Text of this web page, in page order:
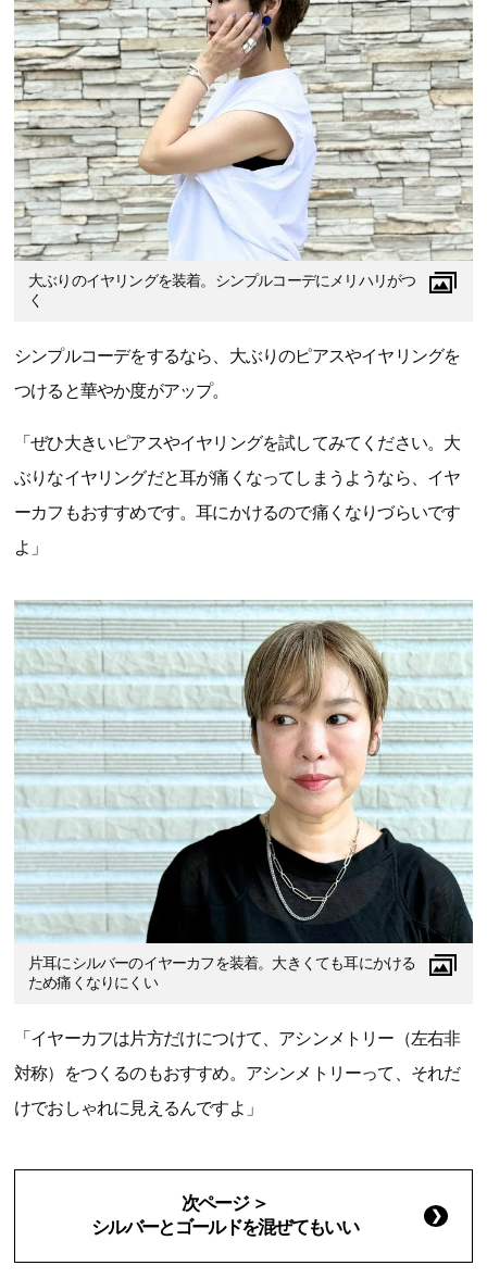
大ぶりのイヤリングを装着。シンプルコーデにメリハリがつ
く
シンプルコーデをするなら、大ぶりのピアスやイヤリングを
つけると華やか度がアップ。
「ぜひ大きいピアスやイヤリングを試してみてください。大
ぶりなイヤリングだと耳が痛くなってしまうようなら、イヤ
ーカフもおすすめです。耳にかけるので痛くなりづらいです
よ」
片耳にシルバーのイヤーカフを装着。大きくても耳にかける
ため痛くなりにくい
「イヤーカフは片方だけにつけて、アシンメトリー（左右非
対称）をつくるのもおすすめ。アシンメトリーって、それだ
けでおしゃれに見えるんですよ」
次ページ ＞
シルバーとゴールドを混ぜてもいい